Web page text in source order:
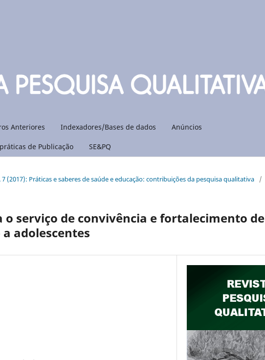
Anteriores Indexadores/Bases de dados Anúncios
de Publicação SE&PQ
7 (2017): Práticas e saberes de saúde e educação: contribuições da pesquisa qualitativa
/
o serviço de convivência e fortalecimento de
adolescentes